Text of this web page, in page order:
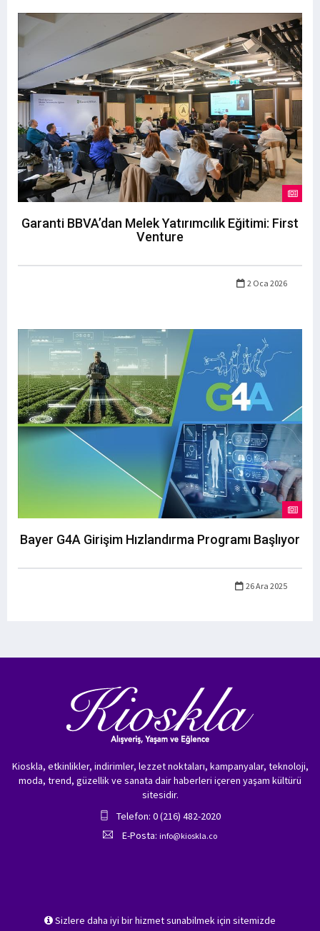
Garanti BBVA’dan Melek Yatırımcılık Eğitimi: First
Venture
2 Oca 2026
Bayer G4A Girişim Hızlandırma Programı Başlıyor
26 Ara 2025
Sizlere daha iyi bir hizmet sunabilmek için sitemizde
Kioskla, etkinlikler, indirimler, lezzet noktaları, kampanyalar, teknoloji,
moda, trend, güzellik ve sanata dair haberleri içeren yaşam kültürü
sitesidir.
Telefon: 0 (216) 482-2020
E-Posta: info@kioskla.co